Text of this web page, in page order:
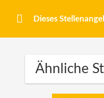
Dieses
Ähnliche